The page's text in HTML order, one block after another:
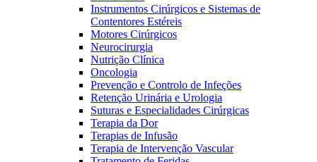
Saiba mais sobre o nosso centro de inovação e apresente a sua
Instrumentos Cirúrgicos e Sistemas de
Contentores Estéreis
Motores Cirúrgicos
Neurocirurgia
Nutrição Clínica
Oncologia
Prevenção e Controlo de Infeções
Retenção Urinária e Urologia
Suturas e Especialidades Cirúrgicas
Terapia da Dor
Terapias de Infusão
Terapia de Intervenção Vascular